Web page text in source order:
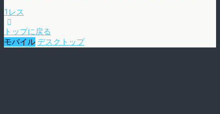
1レス
トップに戻る
モバイル デスクトップ